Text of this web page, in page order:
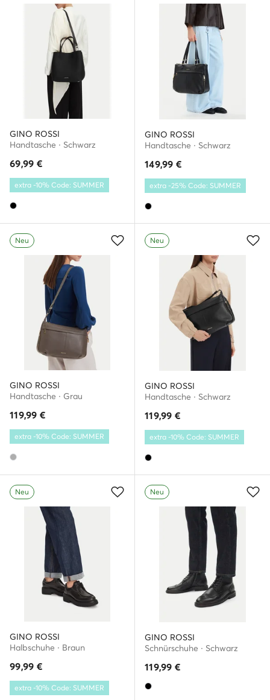
GINO ROSSI
Handtasche · Schwarz
69,99 €
extra -10% Code: SUMMER
GINO ROSSI
Handtasche · Schwarz
149,99 €
extra -25% Code: SUMMER
Neu
GINO ROSSI
Handtasche · Grau
119,99 €
extra -10% Code: SUMMER
Neu
GINO ROSSI
Handtasche · Schwarz
119,99 €
extra -10% Code: SUMMER
Neu
GINO ROSSI
Halbschuhe · Braun
99,99 €
extra -10% Code: SUMMER
Neu
GINO ROSSI
Schnürschuhe · Schwarz
119,99 €